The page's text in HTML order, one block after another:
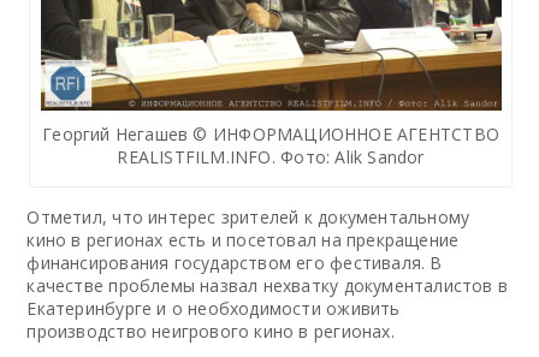
Георгий Негашев © ИНФОРМАЦИОННОЕ АГЕНТСТВО
REALISTFILM.INFO. Фото: Alik Sandor
Отметил, что интерес зрителей к документальному
кино в регионах есть и посетовал на прекращение
финансирования государством его фестиваля. В
качестве проблемы назвал нехватку документалистов в
Екатеринбурге и о необходимости оживить
производство неигрового кино в регионах.